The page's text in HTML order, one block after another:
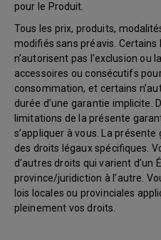
pour le Produit.
Tous les prix, produits,
modifiés sans préavis.
n’autorisent pas l’exclusion ou
accessoires ou consécutifs
consommation, et certains
durée d’une garantie implicite.
limitations de la présente
s’appliquer à vous. La
des droits légaux spécifiques.
d’autres droits qui varient d’un
province/juridiction à l’autre.
lois locales ou provinciales
pleinement vos droits.